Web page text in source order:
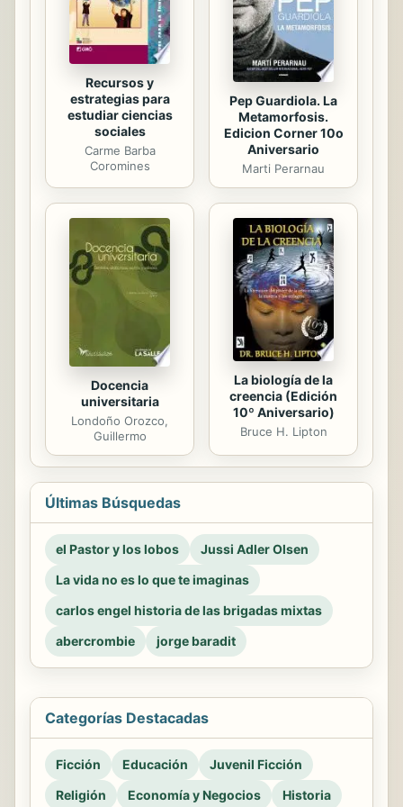
desde el Plan Pidal de 1845. De igual
Recursos y
estrategias para
estudiar ciencias
sociales
Carme Barba
Coromines
Pep Guardiola. La
Metamorfosis.
Edicion Corner 10o
Aniversario
Marti Perarnau
Docencia
universitaria
Londoño Orozco,
Guillermo
La biología de la
creencia (Edición
10º Aniversario)
Bruce H. Lipton
Últimas Búsquedas
el Pastor y los lobos
Jussi Adler Olsen
La vida no es lo que te imaginas
carlos engel historia de las brigadas mixtas
abercrombie
jorge baradit
Categorías Destacadas
Ficción Educación
Juvenil Ficción
Religión
Economía y Negocios Historia